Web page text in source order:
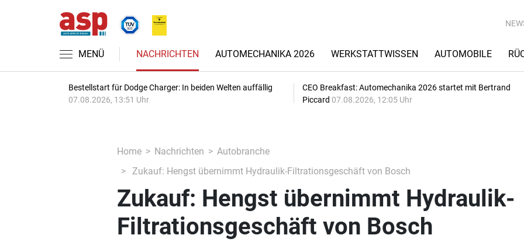
MENÜ NACHRICHTEN AUTOMECHANIKA 2026 WERKSTATTWISSEN AUTOMOBILE
Bestellstart für Dodge Charger: In beiden Welten auffällig
07.08.2026, 13:51 Uhr
CEO Breakfast: Automechanika 2026 startet mit Bertrand
Piccard 07.08.2026, 12:05 Uhr
Home Nachrichten
Autobranche
Zukauf: Hengst übernimmt Hydraulik-Filtrationsgeschäft von Bosch
Zukauf: Hengst übernimmt Hydraulik-
Filtrationsgeschäft von Bosch